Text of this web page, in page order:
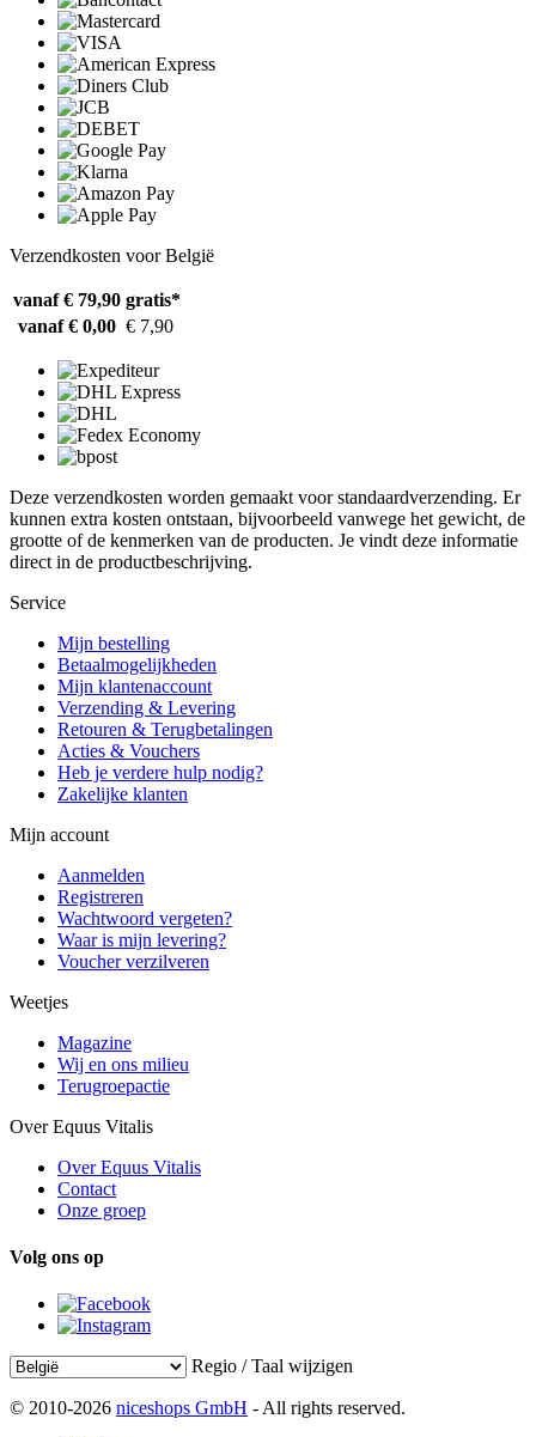
Verzendkosten voor België
vanaf € 79,90 gratis*
vanaf € 0,00 € 7,90
Deze verzendkosten worden gemaakt voor standaardverzending. Er
kunnen extra kosten ontstaan, bijvoorbeeld vanwege het gewicht, de
grootte of de kenmerken van de producten. Je vindt deze informatie
direct in de productbeschrijving.
Service
Mijn bestelling
Betaalmogelijkheden
Mijn klantenaccount
Verzending & Levering
Retouren & Terugbetalingen
Acties & Vouchers
Heb je verdere hulp nodig?
Zakelijke klanten
Mijn account
Aanmelden
Registreren
Wachtwoord vergeten?
Waar is mijn levering?
Voucher verzilveren
Weetjes
Magazine
Wij en ons milieu
Terugroepactie
Over Equus Vitalis
Over Equus Vitalis
Contact
Onze groep
Volg ons op
Regio / Taal wijzigen
© 2010-2026 niceshops GmbH - All rights reserved.